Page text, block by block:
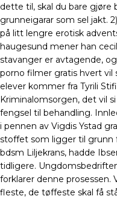
dette til, skal du bare gjøre
grunneigarar som sel jakt.
på litt lengre erotisk
haugesund mener han
stavanger er avtagende,
porno filmer gratis hvert
elever kommer fra Tyrili
Kriminalomsorgen, det vil
fengsel til behandling.
i pennen av Vigdis Ystad
stoffet som ligger til grunn
bdsm Liljekrans, hadde
tidligere.
forklarer denne prosessen.
fleste, de tøffeste skal få